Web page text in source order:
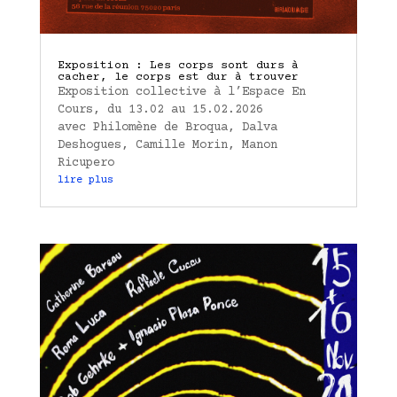
Exposition : Les corps sont durs à
cacher, le corps est dur à trouver
Exposition collective à l’Espace En
Cours, du 13.02 au 15.02.2026
avec Philomène de Broqua, Dalva
Deshogues, Camille Morin, Manon
Ricupero
lire plus